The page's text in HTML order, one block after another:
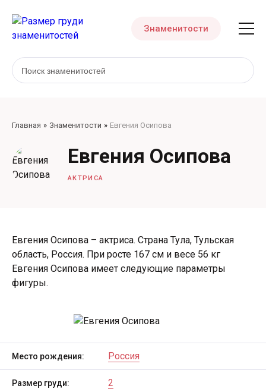
Знаменитости
Главная Знаменитости Евгения Осипова
Евгения Осипова
АКТРИСА
Евгения Осипова – актриса. Страна Тула, Тульская
область, Россия. При росте 167 см и весе 56 кг
Евгения Осипова имеет следующие параметры
фигуры.
Место рождения: Россия
Размер груди: 2